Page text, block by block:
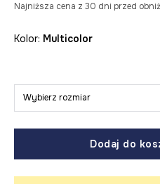
Najniższa cena z 30 dni przed
Kolor: multicolor
Wybierz rozmiar
Dodaj do